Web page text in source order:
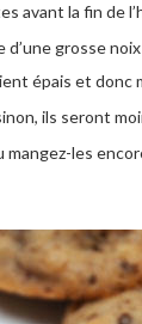
avant la fin de
d’une grosse
épais et donc
ils seront
mangez-les